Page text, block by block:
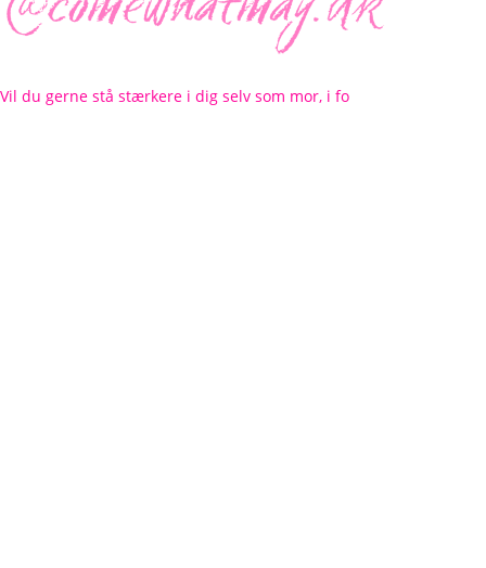
Vil du gerne stå stærkere i dig selv som mor, i fo